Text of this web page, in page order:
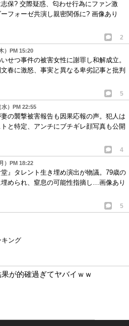
保? 交際疑惑、匂わせ行為にファン激
フォーゼ共演し親密関係に? 画像あり
2
）PM 15:20
せつ事件の被害女性に謝罪し和解成立。
春に激怒、事実と異なる卑劣記事と批判
5
水）PM 22:55
の襲撃被害報告も因果応報の声。犯人は
と特定、アンチにブチギレ顔写真も公開
4
）PM 18:22
堂』タレント生き埋め演出が物議。79歳の
められ、窒息の可能性指摘し…画像あり
5
キング
が的確過ぎてヤバイｗｗ